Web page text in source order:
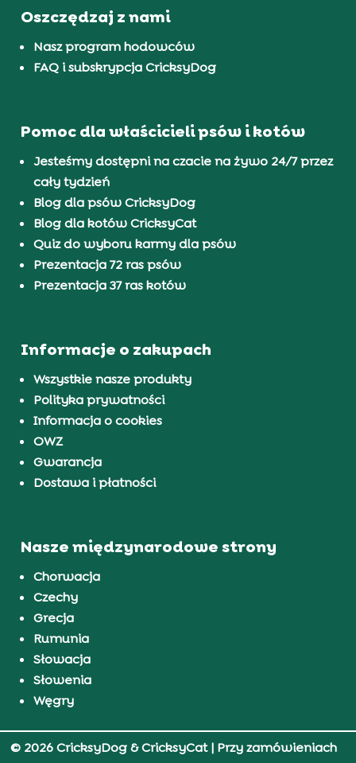
Oszczędzaj z nami
Nasz program hodowców
FAQ i subskrypcja CricksyDog
Pomoc dla właścicieli psów i kotów
Jesteśmy dostępni na czacie na żywo 24/7 przez
cały tydzień
Blog dla psów CricksyDog
Blog dla kotów CricksyCat
Quiz do wyboru karmy dla psów
Prezentacja 72 ras psów
Prezentacja 37 ras kotów
Informacje o zakupach
Wszystkie nasze produkty
Polityka prywatności
Informacja o cookies
OWZ
Gwarancja
Dostawa i płatności
Nasze międzynarodowe strony
Chorwacja
Czechy
Grecja
Rumunia
Słowacja
Słowenia
Węgry
© 2026 CricksyDog & CricksyCat| Przy zamówieniach